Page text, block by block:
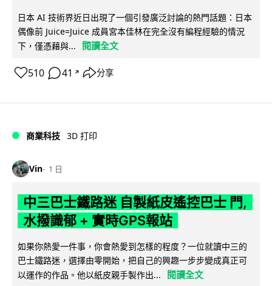
日本 AI 技術界近日出現了一個引發廣泛討論的熱門話題：日本
偶像前 Juice=Juice 成員宮本佳林在完全沒有編程經驗的情況
下，僅憑藉與...
閱讀全文
510 41 ↗ 分享
商業科技 3D 打印
Vin 1 日
中三巴士鐵路迷 自製紙皮遙控巴士 門,
水撥識郁 + 實時GPS報站
如果你熱愛一件事，你會熱愛到怎樣的程度？一位就讀中三的
巴士鐵路迷，選擇由零開始，把自己的興趣一步步變成真正可
以運作的作品。他以紙皮親手製作出...
閱讀全文